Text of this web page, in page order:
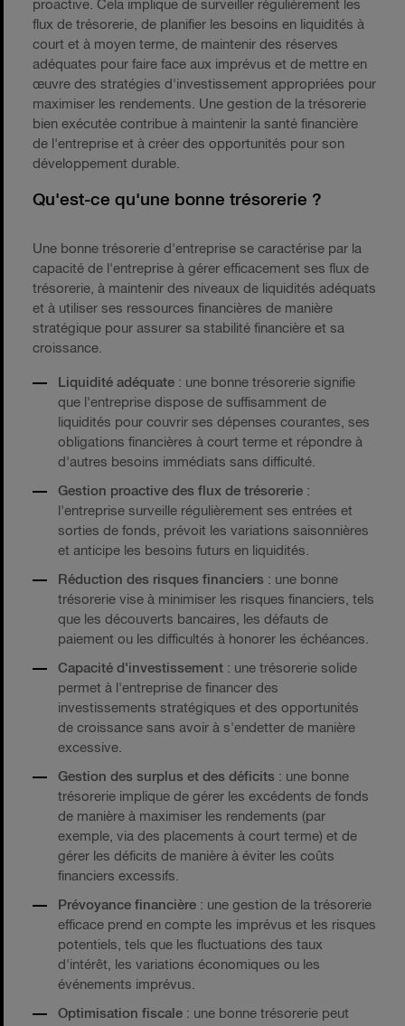
proactive. Cela implique de surveiller régulièrement les
flux de trésorerie, de planifier les besoins en liquidités à
court et à moyen terme, de maintenir des réserves
adéquates pour faire face aux imprévus et de mettre en
œuvre des stratégies d'investissement appropriées pour
maximiser les rendements. Une gestion de la trésorerie
bien exécutée contribue à maintenir la santé financière
de l'entreprise et à créer des opportunités pour son
développement durable.
Qu'est-ce qu'une bonne trésorerie ?
Une bonne trésorerie d'entreprise se caractérise par la
capacité de l'entreprise à gérer efficacement ses flux de
trésorerie, à maintenir des niveaux de liquidités adéquats
et à utiliser ses ressources financières de manière
stratégique pour assurer sa stabilité financière et sa
croissance.
Liquidité adéquate : une bonne trésorerie signifie
que l'entreprise dispose de suffisamment de
liquidités pour couvrir ses dépenses courantes, ses
obligations financières à court terme et répondre à
d'autres besoins immédiats sans difficulté.
Gestion proactive des flux de trésorerie :
l'entreprise surveille régulièrement ses entrées et
sorties de fonds, prévoit les variations saisonnières
et anticipe les besoins futurs en liquidités.
Réduction des risques financiers : une bonne
trésorerie vise à minimiser les risques financiers, tels
que les découverts bancaires, les défauts de
paiement ou les difficultés à honorer les échéances.
Capacité d'investissement : une trésorerie solide
permet à l'entreprise de financer des
investissements stratégiques et des opportunités
de croissance sans avoir à s'endetter de manière
excessive.
Gestion des surplus et des déficits : une bonne
trésorerie implique de gérer les excédents de fonds
de manière à maximiser les rendements (par
exemple, via des placements à court terme) et de
gérer les déficits de manière à éviter les coûts
financiers excessifs.
Prévoyance financière : une gestion de la trésorerie
efficace prend en compte les imprévus et les risques
potentiels, tels que les fluctuations des taux
d'intérêt, les variations économiques ou les
événements imprévus.
Optimisation fiscale : une bonne trésorerie peut